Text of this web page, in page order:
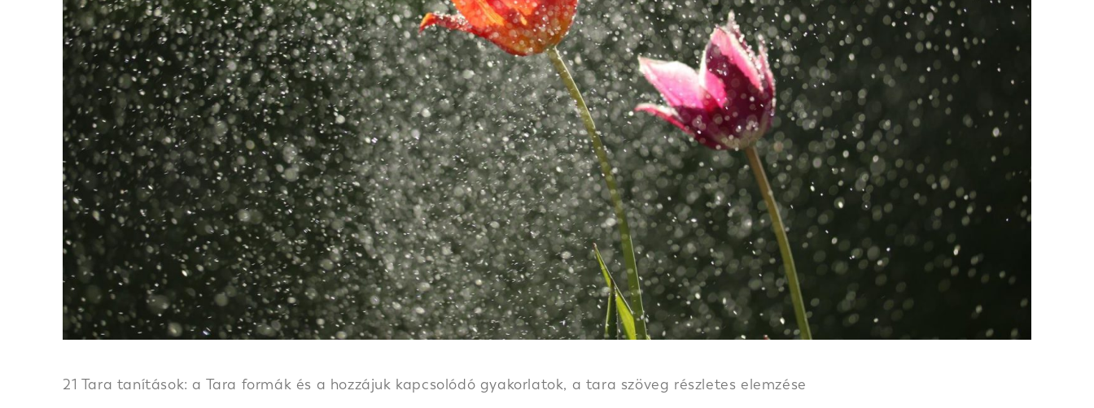
21 Tara tanítások: a Tara formák és a hozzájuk kapcsolódó gyakorlatok, a tara szöveg részletes elemzése